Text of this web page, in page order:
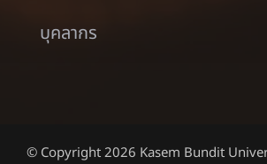
บุคลากร
© Copyright 2026 Kasem Bundit